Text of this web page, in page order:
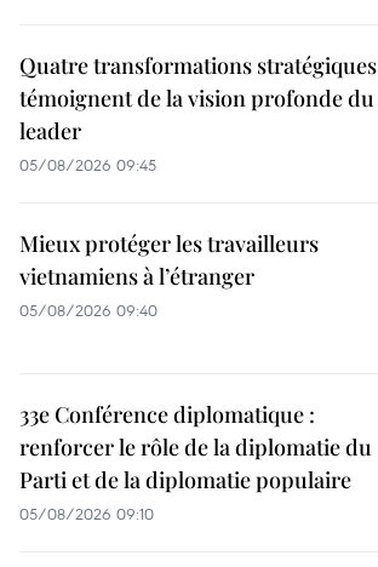
Quatre transformations stratégiques
témoignent de la vision profonde du
leader
05/08/2026 09:45
Mieux protéger les travailleurs
vietnamiens à l’étranger
05/08/2026 09:40
33e Conférence diplomatique :
renforcer le rôle de la diplomatie du
Parti et de la diplomatie populaire
05/08/2026 09:10